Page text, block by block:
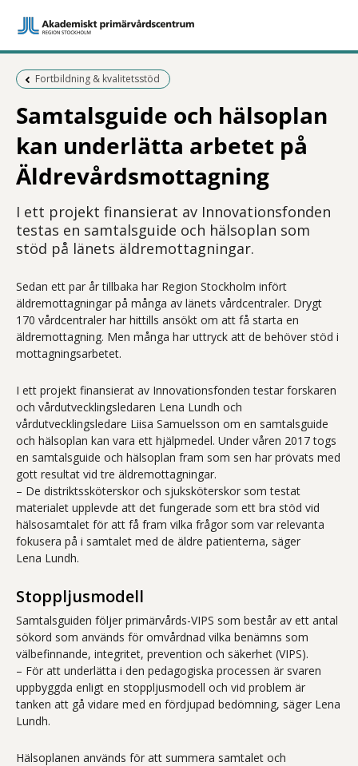
Föregående sida:
Fortbildning & kvalitetsstöd
Samtalsguide och hälsoplan
kan underlätta arbetet på
Äldrevårdsmottagning
I ett projekt finansierat av Innovationsfonden
testas en samtalsguide och hälsoplan som
stöd på länets äldremottagningar.
Sedan ett par år tillbaka har Region Stockholm infört
äldremottagningar på många av länets vårdcentraler. Drygt
170 vårdcentraler har hittills ansökt om att få starta en
äldremottagning. Men många har uttryck att de behöver stöd i
mottagningsarbetet.
I ett projekt finansierat av Innovationsfonden testar forskaren
och vårdutvecklingsledaren Lena Lundh och
vårdutvecklingsledare Liisa Samuelsson om en samtalsguide
och hälsoplan kan vara ett hjälpmedel. Under våren 2017 togs
en samtalsguide och hälsoplan fram som sen har prövats med
gott resultat vid tre äldremottagningar.
– De distriktssköterskor och sjuksköterskor som testat
materialet upplevde att det fungerade som ett bra stöd vid
hälsosamtalet för att få fram vilka frågor som var relevanta
fokusera på i samtalet med de äldre patienterna, säger
Lena Lundh.
Stoppljusmodell
Samtalsguiden följer primärvårds-VIPS som består av ett antal
sökord som används för omvårdnad vilka benämns som
välbefinnande, integritet, prevention och säkerhet (VIPS).
– För att underlätta i den pedagogiska processen är svaren
uppbyggda enligt en stoppljusmodell och vid problem är
tanken att gå vidare med en fördjupad bedömning, säger Lena
Lundh.
Hälsoplanen används för att summera samtalet och